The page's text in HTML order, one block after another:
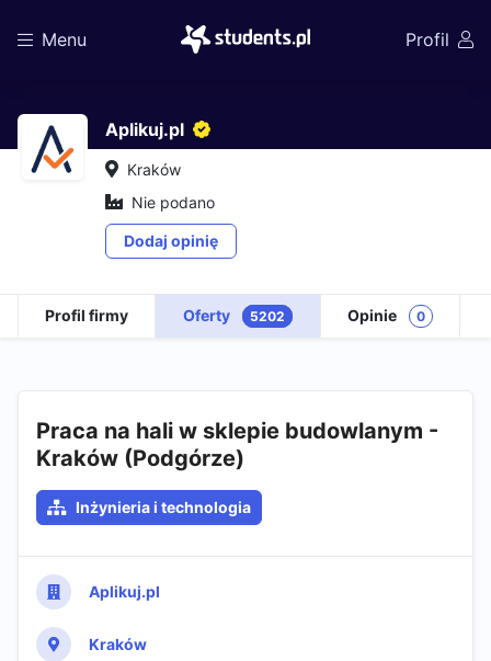
Menu Profil
Aplikuj.pl
Kraków
Nie podano
Dodaj opinię
Profil firmy Oferty 5202 Opinie 0
Praca na hali w sklepie budowlanym -
Kraków (Podgórze) ​​
Inżynieria i technologia
Aplikuj.pl
Kraków